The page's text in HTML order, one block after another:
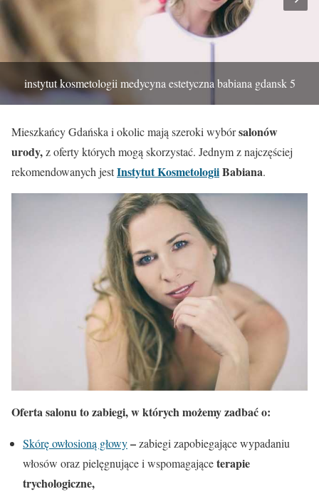
instytut kosmetologii medycyna estetyczna babiana gdansk 5
Mieszkańcy Gdańska i okolic mają szeroki wybórsalonów
urody,z oferty których mogą skorzystać. Jednym z najczęściej
rekomendowanych jestInstytut KosmetologiiBabiana.
Oferta salonu to zabiegi, w których możemy zadbać o:
Skórę owłosioną głowy–zabiegi zapobiegające wypadaniu
włosów oraz pielęgnujące i wspomagająceterapie
trychologiczne,